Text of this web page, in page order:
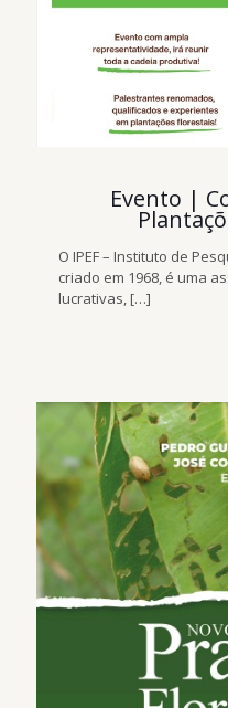
Evento |
O IPEF – Instituto de
criado em 1968, é uma
lucrativas,[…]